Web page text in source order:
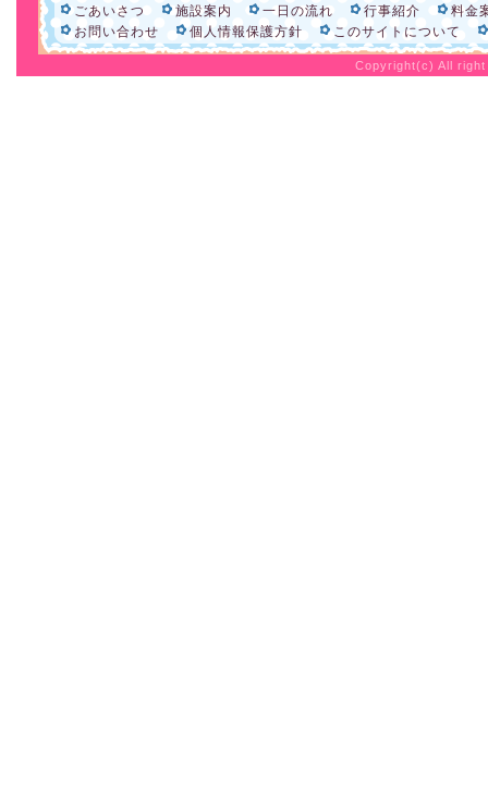
ごあいさつ
施設案内 一日の流れ 行事紹介
料金
お問い合わせ
個人情報保護方針 このサイトについて
Copyright(c) All